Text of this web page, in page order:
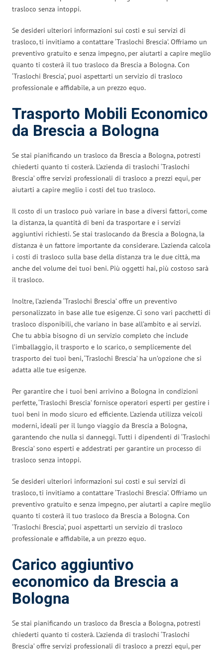
trasloco senza intoppi.
Se desideri ulteriori informazioni sui costi e sui servizi di
trasloco, ti invitiamo a contattare ‘Traslochi Brescia’. Offriamo un
preventivo gratuito e senza impegno, per aiutarti a capire meglio
quanto ti costerà il tuo trasloco da Brescia a Bologna. Con
‘Traslochi Brescia’, puoi aspettarti un servizio di trasloco
professionale e affidabile, a un prezzo equo.
Trasporto Mobili Economico
da Brescia a Bologna
Se stai pianificando un trasloco da Brescia a Bologna, potresti
chiederti quanto ti costerà. L’azienda di traslochi ‘Traslochi
Brescia’ offre servizi professionali di trasloco a prezzi equi, per
aiutarti a capire meglio i costi del tuo trasloco.
Il costo di un trasloco può variare in base a diversi fattori, come
la distanza, la quantità di beni da trasportare e i servizi
aggiuntivi richiesti. Se stai traslocando da Brescia a Bologna, la
distanza è un fattore importante da considerare. L’azienda calcola
i costi di trasloco sulla base della distanza tra le due città, ma
anche del volume dei tuoi beni. Più oggetti hai, più costoso sarà
il trasloco.
Inoltre, l’azienda ‘Traslochi Brescia’ offre un preventivo
personalizzato in base alle tue esigenze. Ci sono vari pacchetti di
trasloco disponibili, che variano in base all’ambito e ai servizi.
Che tu abbia bisogno di un servizio completo che include
l’imballaggio, il trasporto e lo scarico, o semplicemente del
trasporto dei tuoi beni, ‘Traslochi Brescia’ ha un’opzione che si
adatta alle tue esigenze.
Per garantire che i tuoi beni arrivino a Bologna in condizioni
perfette, ‘Traslochi Brescia’ fornisce operatori esperti per gestire i
tuoi beni in modo sicuro ed efficiente. L’azienda utilizza veicoli
moderni, ideali per il lungo viaggio da Brescia a Bologna,
garantendo che nulla si danneggi. Tutti i dipendenti di ‘Traslochi
Brescia’ sono esperti e addestrati per garantire un processo di
trasloco senza intoppi.
Se desideri ulteriori informazioni sui costi e sui servizi di
trasloco, ti invitiamo a contattare ‘Traslochi Brescia’. Offriamo un
preventivo gratuito e senza impegno, per aiutarti a capire meglio
quanto ti costerà il tuo trasloco da Brescia a Bologna. Con
‘Traslochi Brescia’, puoi aspettarti un servizio di trasloco
professionale e affidabile, a un prezzo equo.
Carico aggiuntivo
economico da Brescia a
Bologna
Se stai pianificando un trasloco da Brescia a Bologna, potresti
chiederti quanto ti costerà. L’azienda di traslochi ‘Traslochi
Brescia’ offre servizi professionali di trasloco a prezzi equi, per